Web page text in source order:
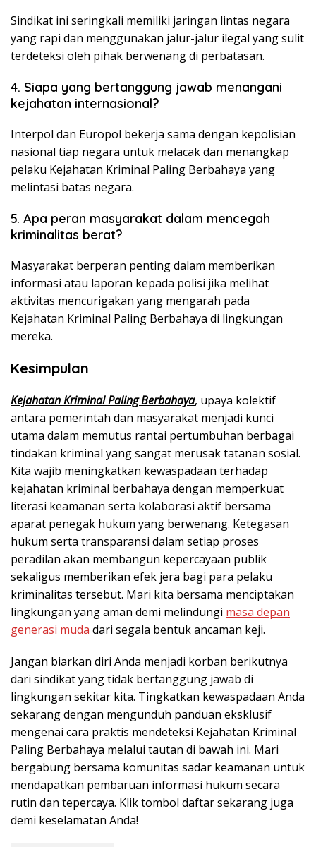
Sindikat ini seringkali memiliki jaringan lintas negara
yang rapi dan menggunakan jalur-jalur ilegal yang sulit
terdeteksi oleh pihak berwenang di perbatasan.
4. Siapa yang bertanggung jawab menangani
kejahatan internasional?
Interpol dan Europol bekerja sama dengan kepolisian
nasional tiap negara untuk melacak dan menangkap
pelaku Kejahatan Kriminal Paling Berbahaya yang
melintasi batas negara.
5. Apa peran masyarakat dalam mencegah
kriminalitas berat?
Masyarakat berperan penting dalam memberikan
informasi atau laporan kepada polisi jika melihat
aktivitas mencurigakan yang mengarah pada
Kejahatan Kriminal Paling Berbahaya di lingkungan
mereka.
Kesimpulan
Kejahatan Kriminal Paling Berbahaya, upaya kolektif
antara pemerintah dan masyarakat menjadi kunci
utama dalam memutus rantai pertumbuhan berbagai
tindakan kriminal yang sangat merusak tatanan sosial.
Kita wajib meningkatkan kewaspadaan terhadap
kejahatan kriminal berbahaya dengan memperkuat
literasi keamanan serta kolaborasi aktif bersama
aparat penegak hukum yang berwenang. Ketegasan
hukum serta transparansi dalam setiap proses
peradilan akan membangun kepercayaan publik
sekaligus memberikan efek jera bagi para pelaku
kriminalitas tersebut. Mari kita bersama menciptakan
lingkungan yang aman demi melindungi masa depan
generasi muda dari segala bentuk ancaman keji.
Jangan biarkan diri Anda menjadi korban berikutnya
dari sindikat yang tidak bertanggung jawab di
lingkungan sekitar kita. Tingkatkan kewaspadaan Anda
sekarang dengan mengunduh panduan eksklusif
mengenai cara praktis mendeteksi Kejahatan Kriminal
Paling Berbahaya melalui tautan di bawah ini. Mari
bergabung bersama komunitas sadar keamanan untuk
mendapatkan pembaruan informasi hukum secara
rutin dan tepercaya. Klik tombol daftar sekarang juga
demi keselamatan Anda!